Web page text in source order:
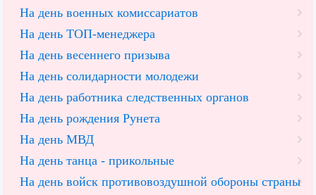
На день военных комиссариатов
На день ТОП-менеджера
На день весеннего призыва
На день солидарности молодежи
На день работника следственных органов
На день рождения Рунета
На день МВД
На день танца - прикольные
На день войск противовоздушной обороны страны